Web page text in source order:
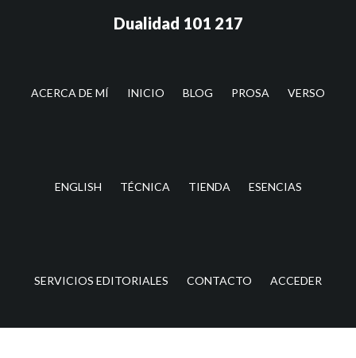
lateral
Dualidad 101 217
ACERCA DE MÍ INICIO BLOG PROSA VERSO
ENGLISH TÉCNICA TIENDA ESENCIAS
SERVICIOS EDITORIALES CONTACTO ACCEDER